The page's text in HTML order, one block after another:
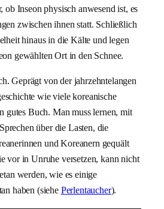
ob Inseon physisch anwesend ist, es
zwischen ihnen statt. Schließlich
hinaus in die Kälte und legen
gewählten Ort in den Schnee.
Geprägt von der jahrzehntelangen
wie viele koreanische
gutes Buch. Man muss lernen, mit
über die Lasten, die
und Koreanern gequält
vor in Unruhe versetzen, kann nicht
werden, wie es einige
haben (siehe Perlentaucher).